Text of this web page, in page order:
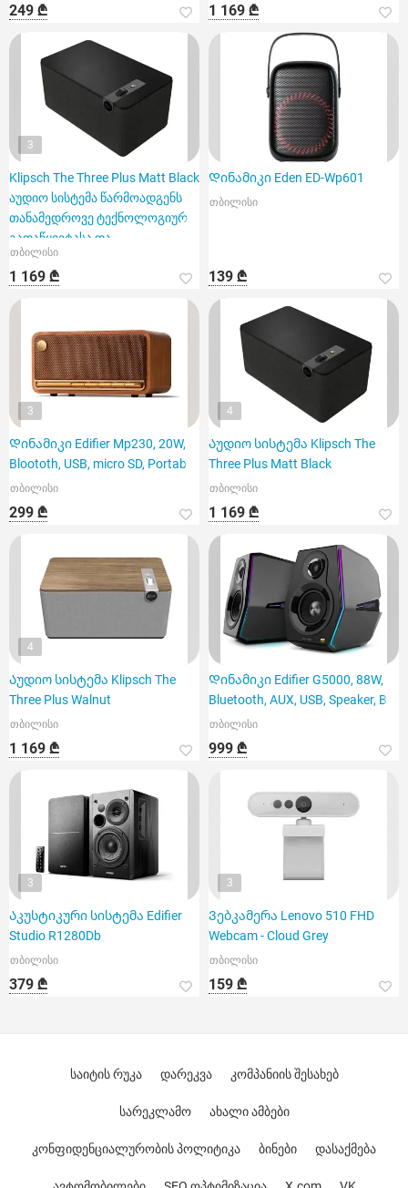
249 ₾ 1 169 ₾
3
Klipsch The Three Plus Matt Black
აუდიო სისტემა წარმოადგენს
თანამედროვე ტექნოლოგიურ
გადაწყვეტასა და
თბილისი
1 169 ₾
Დინამიკი Eden ED-Wp601
თბილისი
139 ₾
3
Დინამიკი Edifier Mp230, 20W,
Bloototh, USB, micro SD, Portab
თბილისი
299 ₾
4
Აუდიო სისტემა Klipsch The
Three Plus Matt Black
თბილისი
1 169 ₾
4
Აუდიო სისტემა Klipsch The
Three Plus Walnut
თბილისი
1 169 ₾
Დინამიკი Edifier G5000, 88W,
Bluetooth, AUX, USB, Speaker, B
თბილისი
999 ₾
3
Აკუსტიკური სისტემა Edifier
Studio R1280Db
თბილისი
379 ₾
3
Ვებკამერა Lenovo 510 FHD
Webcam - Cloud Grey
თბილისი
159 ₾
საიტის რუკა დარეკვა კომპანიის შესახებ
სარეკლამო ახალი ამბები
კონფიდენციალურობის პოლიტიკა ბინები დასაქმება